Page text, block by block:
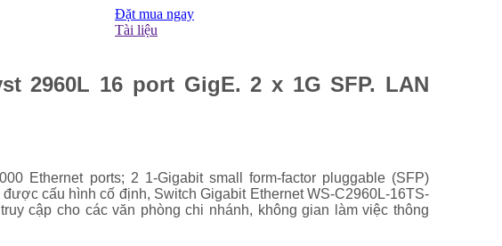
Đặt mua ngay
Tài liệu
2960L 16 port GigE. 2 x 1G SFP. LAN
Ethernet ports; 2 1-Gigabit small form-factor pluggable (SFP)
cấu hình cố định, Switch Gigabit Ethernet WS-C2960L-16TS-
cập cho các văn phòng chi nhánh, không gian làm việc thông